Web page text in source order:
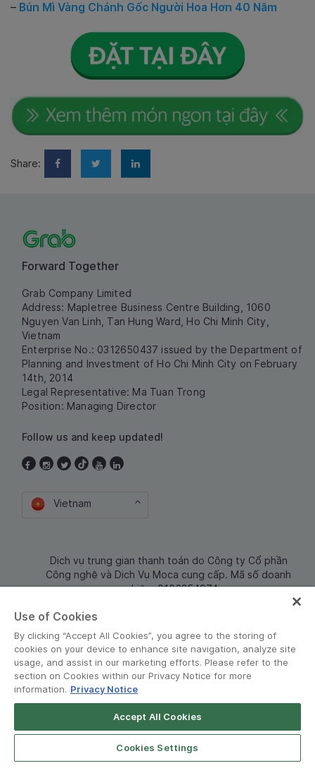
– Bún Mì Vàng Chánh Gốc Người Hoa Hơn 40 Năm
Share:
Forward Together
Grab Company Limited
Address: Mapletree Business Centre Building, 1060
Nguyen Van Linh, Tan Hung Ward, Ho Chi Minh City,
Vietnam
Enterprise No.: 0312650437 issued by the Department of
Planning and Investment of Ho Chi Minh City on February
14th, 2014
Legal Representative: Ma Tuan Trong
Position: Managing Director
Follow us and keep updated!
Vietnam
Dịch vụ trung gian thanh toán do Công ty Cổ phần
Công nghệ và Dịch Vụ Moca cung cấp. Mã số doanh
nghiệp: 0106254974
© Grab 2010 - 2026
Use of Cookies
By clicking “Accept All Cookies”, you agree to the storing of
cookies on your device to enhance site navigation, analyze site
usage, and assist in our marketing efforts. Please refer to the
section on Cookies within our Privacy Notice for more
information. Privacy Notice
Accept All Cookies
Cookies Settings